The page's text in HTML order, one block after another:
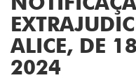
ALICE, DE
2024